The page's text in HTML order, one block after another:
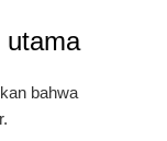
utama
bahwa